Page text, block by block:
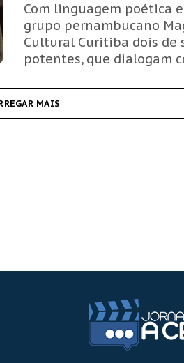
Com linguagem poética
grupo pernambucano
Cultural Curitiba dois de
potentes, que dialogam
MAIS